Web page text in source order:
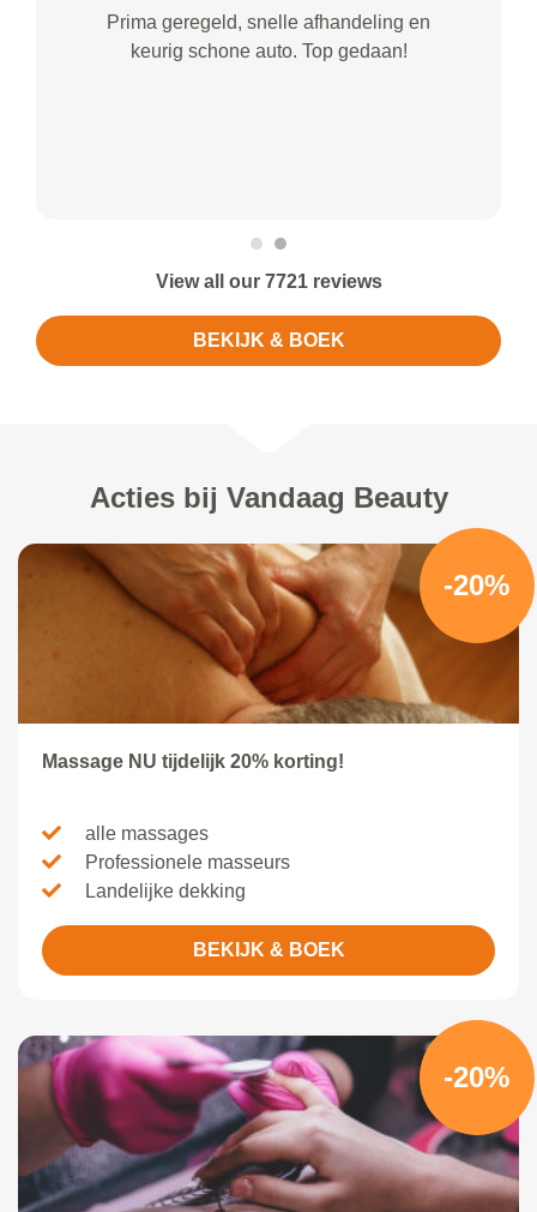
Prima geregeld, snelle afhandeling en
keurig schone auto. Top gedaan!
View all our 7721 reviews
BEKIJK & BOEK
Acties bij Vandaag Beauty
-20%
Massage NU tijdelijk 20% korting!
alle massages
Professionele masseurs
Landelijke dekking
BEKIJK & BOEK
-20%